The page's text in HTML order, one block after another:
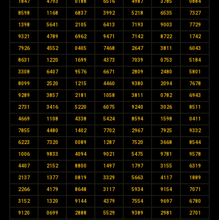
1847 4793 0188 6516 4987 3785 0884
8598 1168 6837 3992 5218 6535 7327
1398 5641 2105 6413 7193 9003 7729
9321 4789 6962 9471 7142 8722 1742
7926 4552 0405 7468 2647 3811 6043
8631 1220 1699 4373 7039 0753 5184
3308 6407 9576 6671 2809 2480 5801
8099 2520 1215 4460 9380 2094 7678
9289 3857 2181 1058 3811 0782 6943
2731 3416 5220 6075 9240 3026 8511
4669 1108 4338 5424 8594 1598 0411
7855 4480 1402 7702 2967 7925 9332
6223 7320 0089 1287 7520 3668 8544
1006 9833 4094 9021 5475 9781 9578
4407 2152 8800 1497 1797 3155 6319
2137 1377 0819 3329 5663 4117 1889
2266 4179 8648 3117 5934 9154 7071
3152 1320 9144 4379 7554 9697 6780
9120 0699 2888 5529 9389 2981 2701